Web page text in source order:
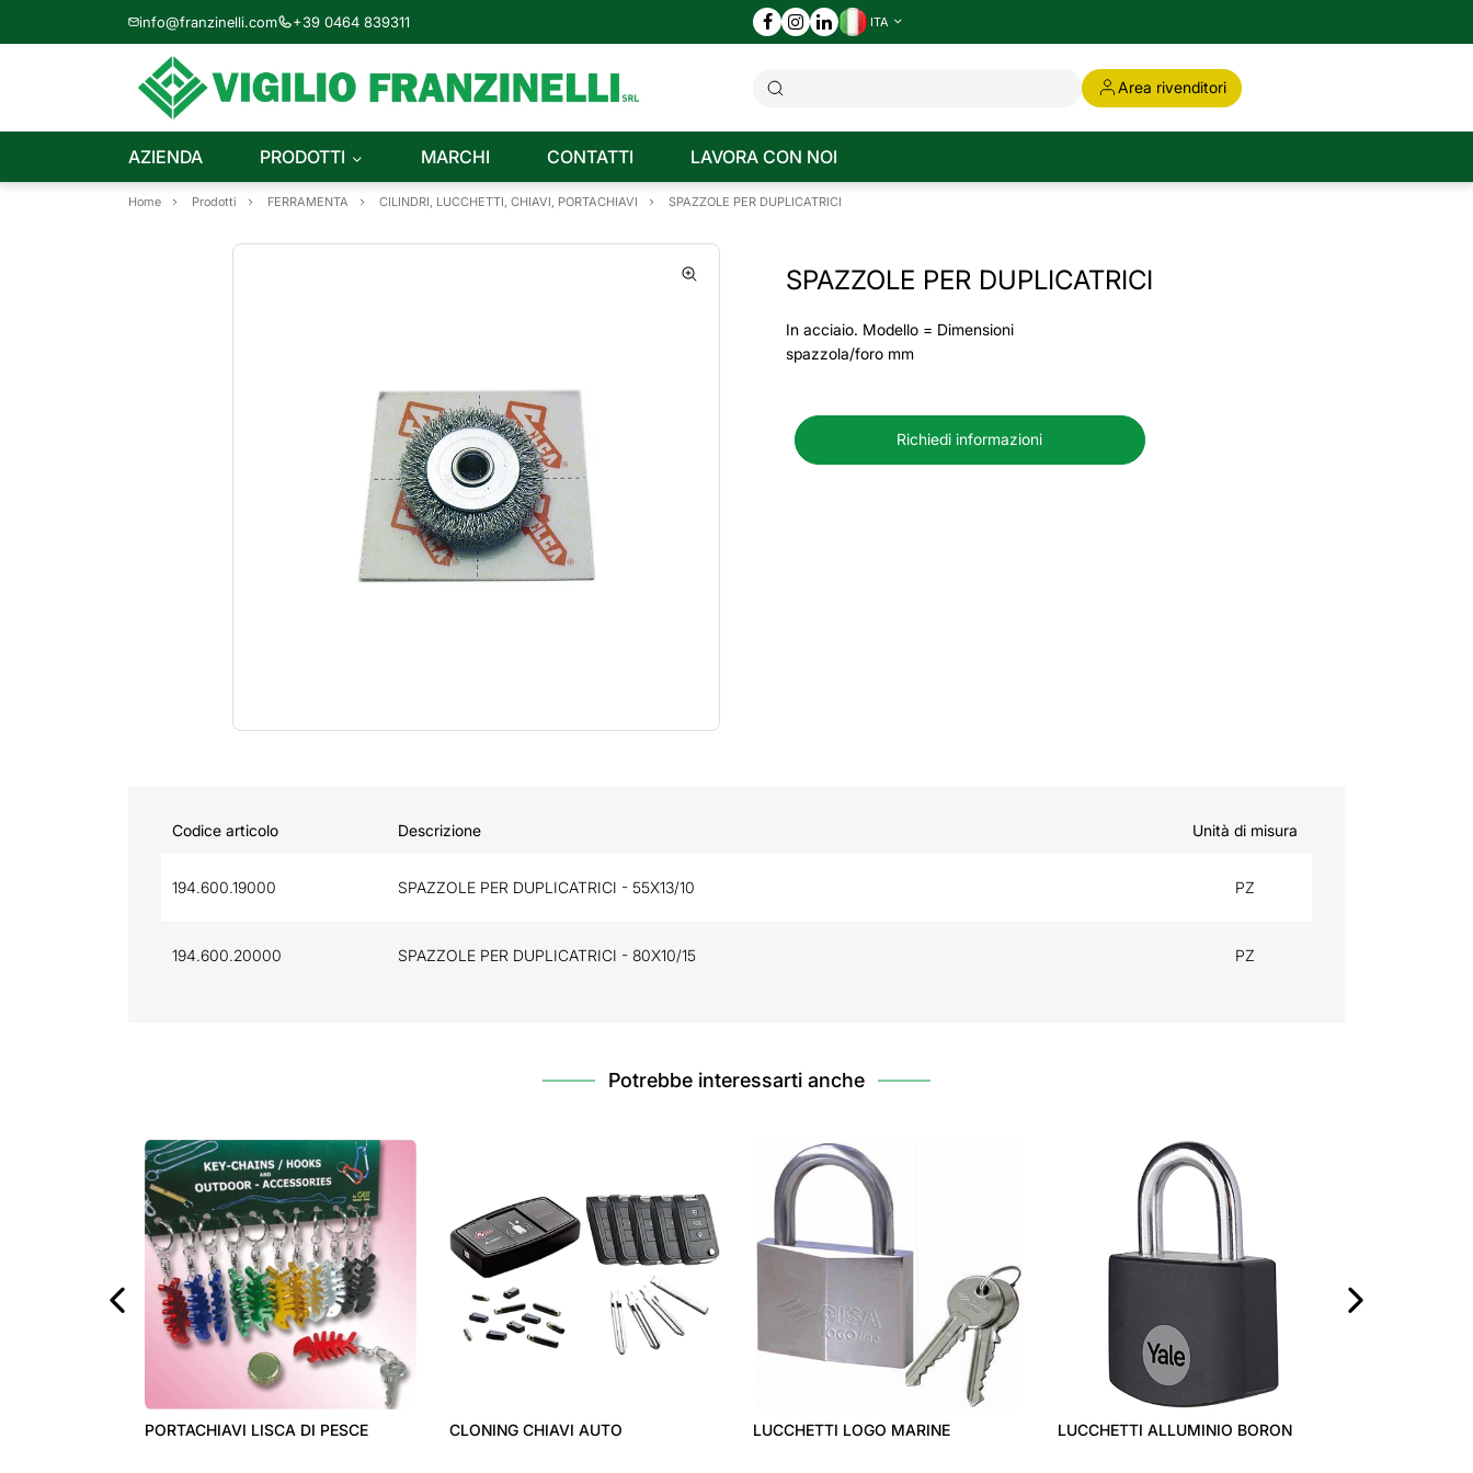
info@franzinelli.com +39 0464 839311 ITA
Area rivenditori
AZIENDA PRODOTTI MARCHI CONTATTI LAVORA CON NOI
Home Prodotti FERRAMENTA CILINDRI, LUCCHETTI, CHIAVI, PORTACHIAVI SPAZZOLE PER DUPLICATRICI
SPAZZOLE PER DUPLICATRICI
In acciaio. Modello = Dimensioni
spazzola/foro mm
Richiedi informazioni
Codice articolo Descrizione Unità di misura
194.600.19000 SPAZZOLE PER DUPLICATRICI - 55X13/10 PZ
194.600.20000 SPAZZOLE PER DUPLICATRICI - 80X10/15 PZ
Potrebbe interessarti anche
PORTACHIAVI LISCA DI PESCE CLONING CHIAVI AUTO LUCCHETTI LOGO MARINE LUCCHETTI ALLUMINIO BORON